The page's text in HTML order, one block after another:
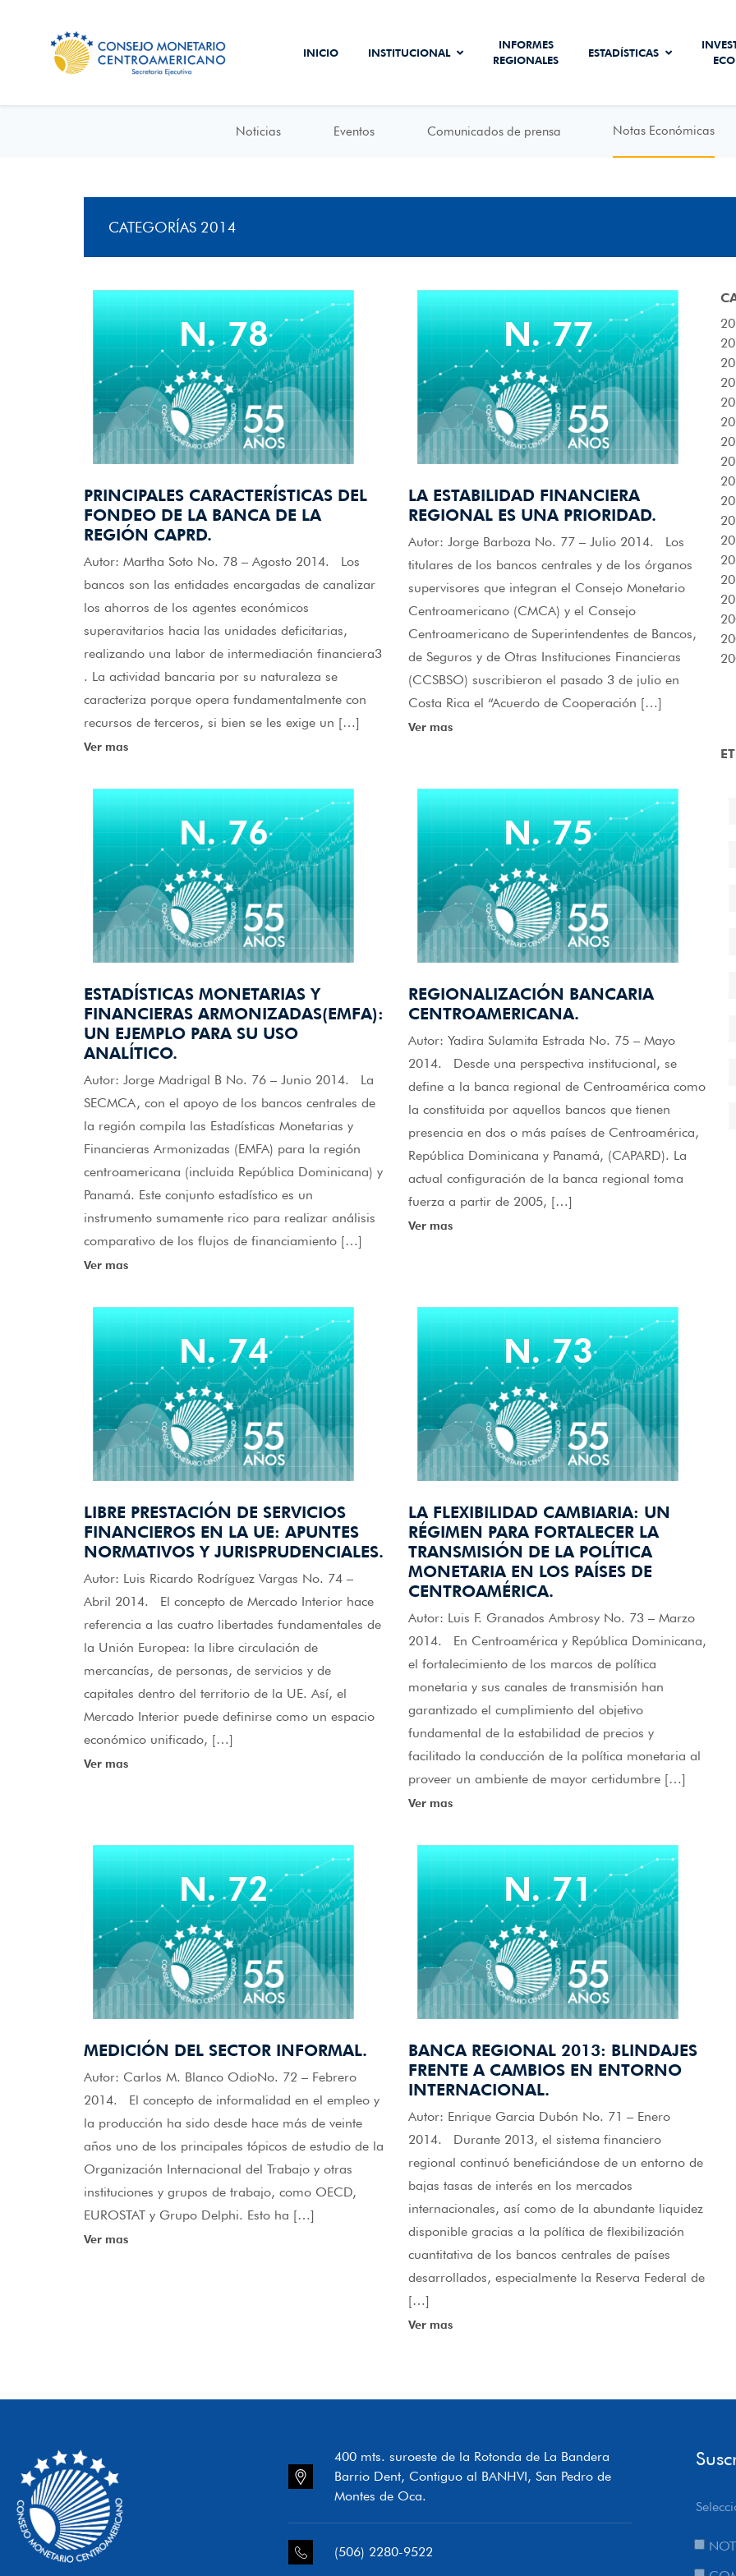
INICIO INSTITUCIONAL
INFORMES
REGIONALES
ESTADÍSTICAS
Noticias Eventos Comunicados de prensa Notas Económicas
CATEGORÍAS 2014
N. 78
PRINCIPALES CARACTERÍSTICAS DEL
FONDEO DE LA BANCA DE LA
REGIÓN CAPRD.
Autor: Martha Soto No. 78 – Agosto 2014. Los
bancos son las entidades encargadas de canalizar
los ahorros de los agentes económicos
superavitarios hacia las unidades deficitarias,
realizando una labor de intermediación financiera3
. La actividad bancaria por su naturaleza se
caracteriza porque opera fundamentalmente con
recursos de terceros, si bien se les exige un […]
Ver mas
N. 77
LA ESTABILIDAD FINANCIERA
REGIONAL ES UNA PRIORIDAD.
Autor: Jorge Barboza No. 77 – Julio 2014. Los
titulares de los bancos centrales y de los órganos
supervisores que integran el Consejo Monetario
Centroamericano (CMCA) y el Consejo
Centroamericano de Superintendentes de Bancos,
de Seguros y de Otras Instituciones Financieras
(CCSBSO) suscribieron el pasado 3 de julio en
Costa Rica el “Acuerdo de Cooperación […]
Ver mas
N. 76
ESTADÍSTICAS MONETARIAS Y
FINANCIERAS ARMONIZADAS(EMFA):
UN EJEMPLO PARA SU USO
ANALÍTICO.
Autor: Jorge Madrigal B No. 76 – Junio 2014. La
SECMCA, con el apoyo de los bancos centrales de
la región compila las Estadísticas Monetarias y
Financieras Armonizadas (EMFA) para la región
centroamericana (incluida República Dominicana) y
Panamá. Este conjunto estadístico es un
instrumento sumamente rico para realizar análisis
comparativo de los flujos de financiamiento […]
Ver mas
N. 75
REGIONALIZACIÓN BANCARIA
CENTROAMERICANA.
Autor: Yadira Sulamita Estrada No. 75 – Mayo
2014. Desde una perspectiva institucional, se
define a la banca regional de Centroamérica como
la constituida por aquellos bancos que tienen
presencia en dos o más países de Centroamérica,
República Dominicana y Panamá, (CAPARD). La
actual configuración de la banca regional toma
fuerza a partir de 2005, […]
Ver mas
N. 74
LIBRE PRESTACIÓN DE SERVICIOS
FINANCIEROS EN LA UE: APUNTES
NORMATIVOS Y JURISPRUDENCIALES.
Autor: Luis Ricardo Rodríguez Vargas No. 74 –
Abril 2014. El concepto de Mercado Interior hace
referencia a las cuatro libertades fundamentales de
la Unión Europea: la libre circulación de
mercancías, de personas, de servicios y de
capitales dentro del territorio de la UE. Así, el
Mercado Interior puede definirse como un espacio
económico unificado, […]
Ver mas
N. 73
LA FLEXIBILIDAD CAMBIARIA: UN
RÉGIMEN PARA FORTALECER LA
TRANSMISIÓN DE LA POLÍTICA
MONETARIA EN LOS PAÍSES DE
CENTROAMÉRICA.
Autor: Luis F. Granados Ambrosy No. 73 – Marzo
2014. En Centroamérica y República Dominicana,
el fortalecimiento de los marcos de política
monetaria y sus canales de transmisión han
garantizado el cumplimiento del objetivo
fundamental de la estabilidad de precios y
facilitado la conducción de la política monetaria al
proveer un ambiente de mayor certidumbre […]
Ver mas
N. 72
MEDICIÓN DEL SECTOR INFORMAL.
Autor: Carlos M. Blanco OdioNo. 72 – Febrero
2014. El concepto de informalidad en el empleo y
la producción ha sido desde hace más de veinte
años uno de los principales tópicos de estudio de la
Organización Internacional del Trabajo y otras
instituciones y grupos de trabajo, como OECD,
EUROSTAT y Grupo Delphi. Esto ha […]
Ver mas
N. 71
BANCA REGIONAL 2013: BLINDAJES
FRENTE A CAMBIOS EN ENTORNO
INTERNACIONAL.
Autor: Enrique Garcia Dubón No. 71 – Enero
2014. Durante 2013, el sistema financiero
regional continuó beneficiándose de un entorno de
bajas tasas de interés en los mercados
internacionales, así como de la abundante liquidez
disponible gracias a la política de flexibilización
cuantitativa de los bancos centrales de países
desarrollados, especialmente la Reserva Federal de
[…]
Ver mas
400 mts. suroeste de la Rotonda de La Bandera
Barrio Dent, Contiguo al BANHVI, San Pedro de
Montes de Oca.
(506) 2280-9522